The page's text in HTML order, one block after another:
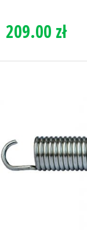
209.00 zł